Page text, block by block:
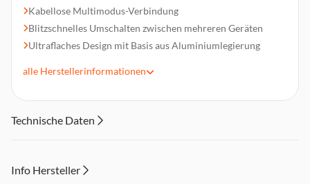
Kabellose Multimodus-Verbindung
Blitzschnelles Umschalten zwischen mehreren Geräten
Ultraflaches Design mit Basis aus Aluminiumlegierung
alle Herstellerinformationen
Technische Daten
Info Hersteller